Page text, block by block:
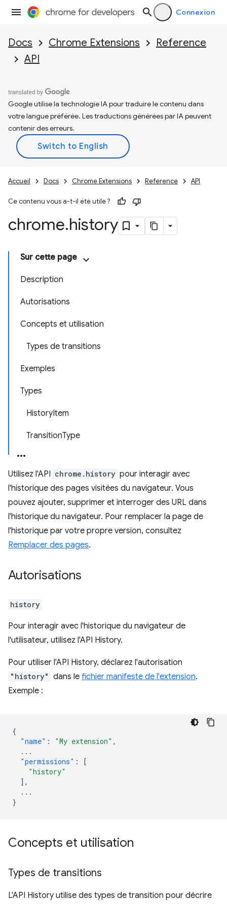
Connexion
Docs Chrome Extensions
Reference
API
Google utilise la technologie IA pour traduire le contenu dans
votre langue préférée. Les traductions générées par IA peuvent
contenir des erreurs.
Accueil Docs Chrome Extensions Reference API
Ce contenu vous a-t-il été utile ?
chrome.history
Sur cette page
Description
Autorisations
Concepts et utilisation
Types de transitions
Exemples
Types
HistoryItem
TransitionType
Utilisez l'API chrome.history pour interagir avec
l'historique des pages visitées du navigateur. Vous
pouvez ajouter, supprimer et interroger des URL dans
l'historique du navigateur. Pour remplacer la page de
l'historique par votre propre version, consultez
Remplacer des pages.
Autorisations
history
Pour interagir avec l'historique du navigateur de
l'utilisateur, utilisez l'API History.
Pour utiliser l'API History, déclarez l'autorisation
"history" dans le fichier manifeste de l'extension.
Exemple :
{
"name" : "My extension" ,
...
"permissions" :
[
"history"
],
...
}
Concepts et utilisation
Types de transitions
L'API History utilise des types de transition pour décrire